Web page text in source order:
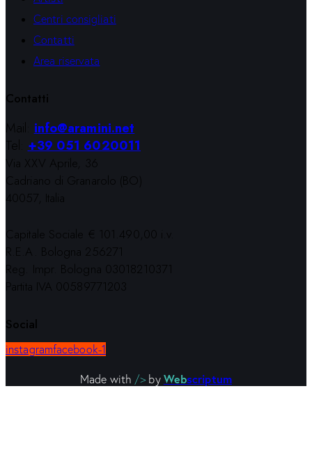
Centri consigliati
Contatti
Area riservata
Contatti
Mail: info@aramini.net
Tel: +39 051 6020011
Via XXV Aprile, 36
Cadriano di Granarolo (BO)
40057, Italia
Capitale Sociale € 101.490,00 i.v.
R.E.A. Bologna 256271
Reg. Impr. Bologna 03018210371
Partita IVA 00589771203
Social
instagramfacebook-1
Made with /> by Webscriptum